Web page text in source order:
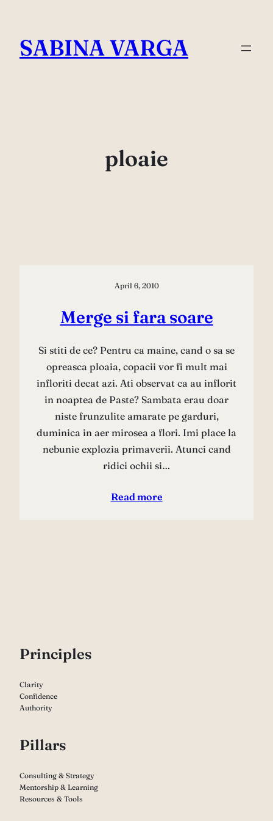
content
SABINA VARGA
ploaie
April 6, 2010
Merge si fara soare
Si stiti de ce? Pentru ca maine, cand o sa se
opreasca ploaia, copacii vor fi mult mai
infloriti decat azi. Ati observat ca au inflorit
in noaptea de Paste? Sambata erau doar
niste frunzulite amarate pe garduri,
duminica in aer mirosea a flori. Imi place la
nebunie explozia primaverii. Atunci cand
ridici ochii si…
Read more
Principles
Clarity
Confidence
Authority
Pillars
Consulting & Strategy
Mentorship & Learning
Resources & Tools